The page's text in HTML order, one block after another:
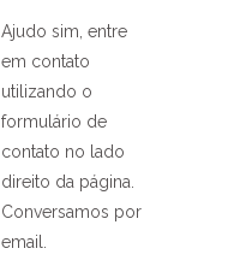
Ajudo sim, entre
em contato
utilizando o
formulário de
contato no lado
direito da página.
Conversamos por
email.